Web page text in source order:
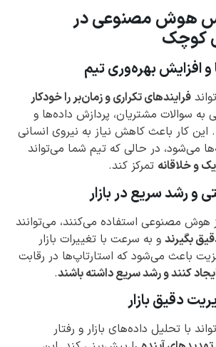
هوش مصنوعی در
کوچک
افزایش بهره‌وری تیم
فرایندهای تکراری و زمان‌بر را خودکار
به سوالات مشتریان، پردازش داده‌ها و
این کار باعث کاهش نیاز به نیروی انسانی
می‌شود، در حالی که تیم شما می‌تواند
و خلاقانه تمرکز کند.
و رشد سریع در بازار
هوش مصنوعی استفاده می‌کنند، می‌توانند
بگیرند و به سرعت با تغییرات بازار
باعث می‌شود که استارتاپ‌ها در رقابت
کنند و رشد سریع داشته باشند.
دقیق بازار
با تحلیل داده‌های بازار و رفتار